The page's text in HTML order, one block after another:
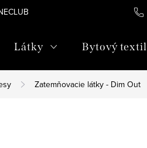
Látky Bytový textil
Zatemňovacie látky - Dim Out